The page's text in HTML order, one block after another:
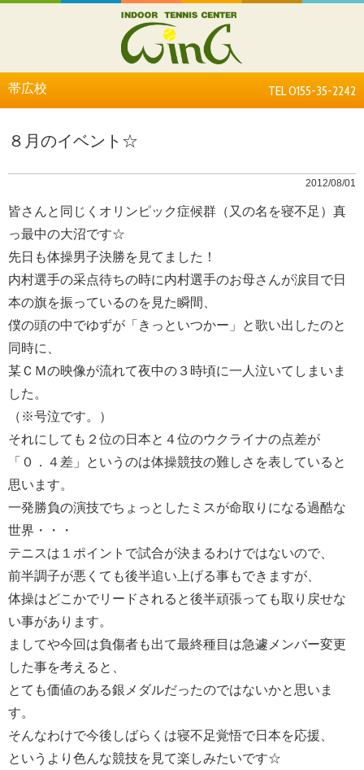
帯広校 TEL 0155-35-2242
８月のイベント☆
2012/08/01
皆さんと同じくオリンピック症候群（又の名を寝不足）真
っ最中の大沼です☆
先日も体操男子決勝を見てました！
内村選手の采点待ちの時に内村選手のお母さんが涙目で日
本の旗を振っているのを見た瞬間、
僕の頭の中でゆずが「きっといつかー」と歌い出したのと
同時に、
某ＣＭの映像が流れて夜中の３時頃に一人泣いてしまいま
した。
（※号泣です。）
それにしても２位の日本と４位のウクライナの点差が
「０．４差」というのは体操競技の難しさを表していると
思います。
一発勝負の演技でちょっとしたミスが命取りになる過酷な
世界・・・
テニスは１ポイントで試合が決まるわけではないので、
前半調子が悪くても後半追い上げる事もできますが、
体操はどこかでリードされると後半頑張っても取り戻せな
い事があります。
ましてや今回は負傷者も出て最終種目は急遽メンバー変更
した事を考えると、
とても価値のある銀メダルだったのではないかと思いま
す。
そんなわけで今後しばらくは寝不足覚悟で日本を応援、
というより色んな競技を見て楽しみたいです☆